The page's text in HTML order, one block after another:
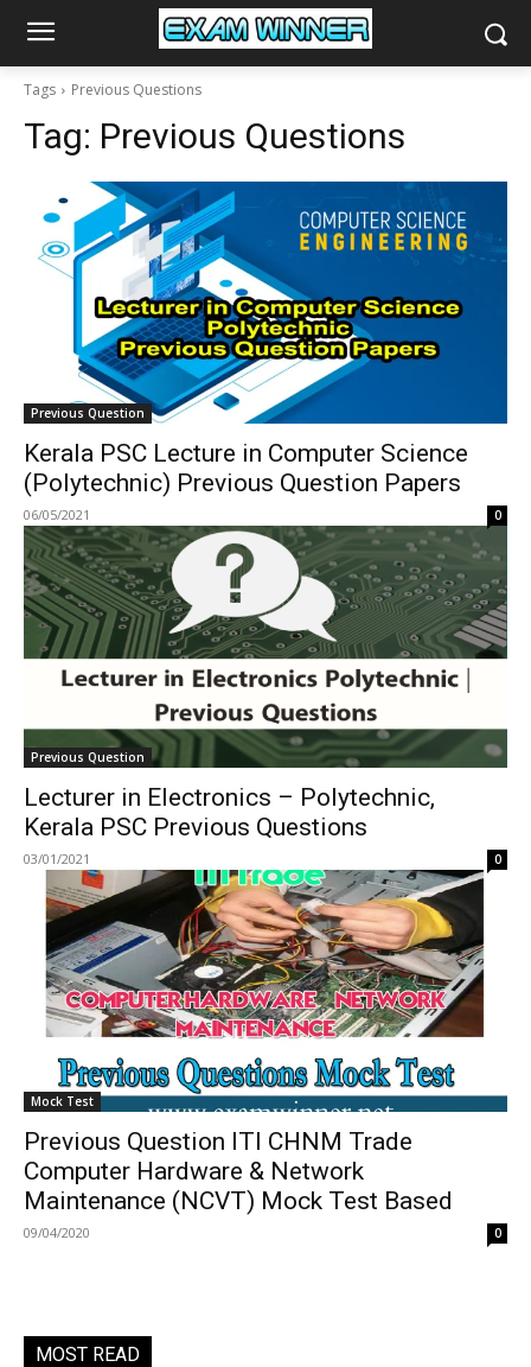
Tags Previous Questions
Tag: Previous Questions
Previous Question
Kerala PSC Lecture in Computer Science
(Polytechnic) Previous Question Papers
06/05/2021 0
Previous Question
Lecturer in Electronics – Polytechnic,
Kerala PSC Previous Questions
03/01/2021 0
Mock Test
Previous Question ITI CHNM Trade
Computer Hardware & Network
Maintenance (NCVT) Mock Test Based
09/04/2020 0
MOST READ